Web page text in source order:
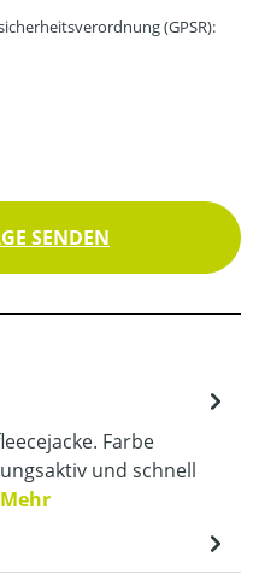
(GPSR):
SENDEN
Farbe
und schnell
Mehr